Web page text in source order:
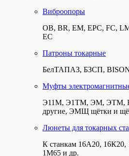
Виброопоры
ОВ, BR, EM, EPC, FC,
EC
Патроны токарные
БелТАПАЗ, БЗСП,
Муфты
Э11М, Э1ТМ, ЭМ, ЭТМ,
другие, ЭМЩ щётки и
Люнеты для токарных
К станкам 16А20,
1М65 и др.